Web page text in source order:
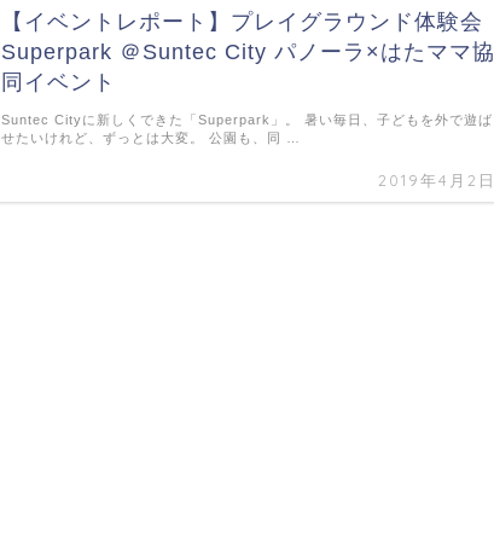
【イベントレポート】プレイグラウンド体験会
Superpark ＠Suntec City パノーラ×はたママ協
同イベント
2019年4月2日
Suntec Cityに新しくできた「Superpark」。 暑い毎日、子どもを外で遊ば
せたいけれど、ずっとは大変。 公園も、同 …